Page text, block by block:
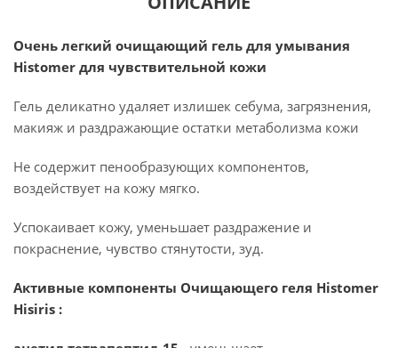
Очень легкий очищающий гель для умывания
Histomer для чувствительной кожи
Гель деликатно удаляет излишек себума, загрязнения,
макияж и раздражающие остатки метаболизма кожи
Не содержит пенообразующих компонентов,
воздействует на кожу мягко.
Успокаивает кожу, уменьшает раздражение и
покраснение, чувство стянутости, зуд.
Активные компоненты Очищающего геля Histomer
Hisiris :